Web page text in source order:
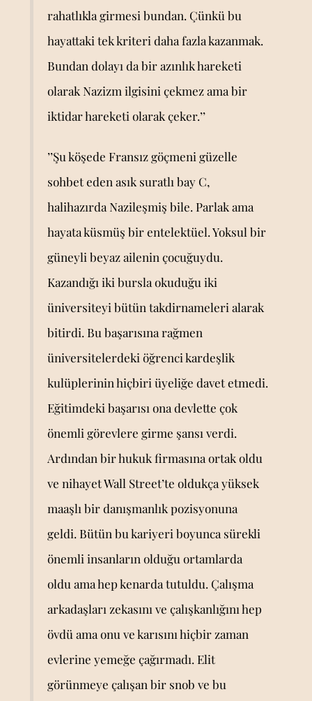
rahatlıkla girmesi bundan. Çünkü bu
hayattaki tek kriteri daha fazla kazanmak.
Bundan dolayı da bir azınlık hareketi
olarak Nazizm ilgisini çekmez ama bir
iktidar hareketi olarak çeker.’’
’’Şu köşede Fransız göçmeni güzelle
sohbet eden asık suratlı bay C,
halihazırda Nazileşmiş bile. Parlak ama
hayata küsmüş bir entelektüel. Yoksul bir
güneyli beyaz ailenin çocuğuydu.
Kazandığı iki bursla okuduğu iki
üniversiteyi bütün takdirnameleri alarak
bitirdi. Bu başarısına rağmen
üniversitelerdeki öğrenci kardeşlik
kulüplerinin hiçbiri üyeliğe davet etmedi.
Eğitimdeki başarısı ona devlette çok
önemli görevlere girme şansı verdi.
Ardından bir hukuk firmasına ortak oldu
ve nihayet Wall Street’te oldukça yüksek
maaşlı bir danışmanlık pozisyonuna
geldi. Bütün bu kariyeri boyunca sürekli
önemli insanların olduğu ortamlarda
oldu ama hep kenarda tutuldu. Çalışma
arkadaşları zekasını ve çalışkanlığını hep
övdü ama onu ve karısını hiçbir zaman
evlerine yemeğe çağırmadı. Elit
görünmeye çalışan bir snob ve bu